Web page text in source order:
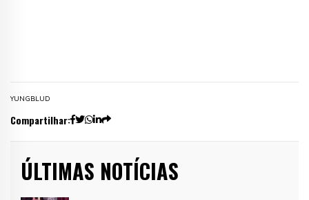
YUNGBLUD
Compartilhar:
ÚLTIMAS NOTÍCIAS